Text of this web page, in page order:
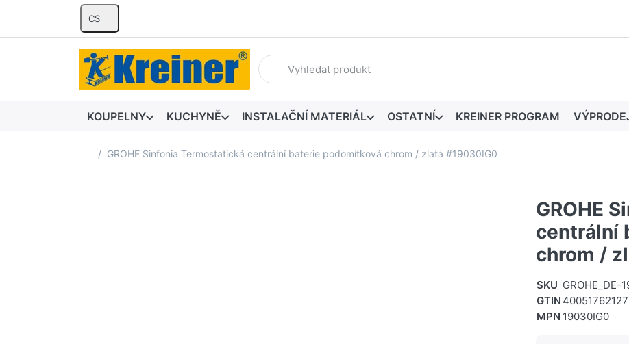
CS
Zadejte hledaný výraz. První výsledky se zobrazí automaticky při zadávání.
KOUPELNY KUCHYNĚ INSTALAČNÍ MATERIÁL OSTATNÍ KREINER PROGRAM
Domovská stránka
GROHE Sinfonia Termostatická centrální baterie podomítková chrom / zlatá #19030IG0
GROHE
centrální
chrom /
SKU GROHE_DE-
GTIN
MPN 19030IG0